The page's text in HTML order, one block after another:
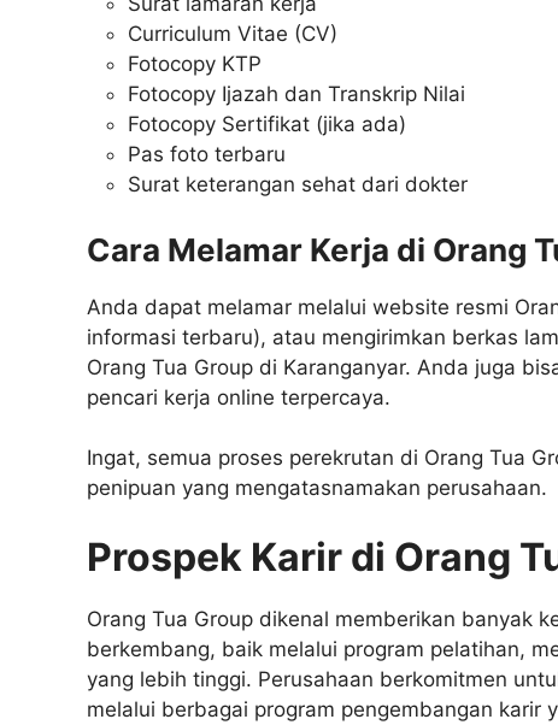
Curriculum Vitae (CV)
Fotocopy KTP
Fotocopy Ijazah dan Transkrip Nilai
Fotocopy Sertifikat (jika ada)
Pas foto terbaru
Surat keterangan sehat dari dokter
Cara Melamar Kerja di Orang
Anda dapat melamar melalui website resmi
informasi terbaru), atau mengirimkan berkas
Orang Tua Group di Karanganyar. Anda juga
pencari kerja online terpercaya.
Ingat, semua proses perekrutan di Orang Tua
penipuan yang mengatasnamakan perusahaan.
Prospek Karir di Orang
Orang Tua Group dikenal memberikan banyak
berkembang, baik melalui program pelatihan,
yang lebih tinggi. Perusahaan berkomitmen
melalui berbagai program pengembangan karir